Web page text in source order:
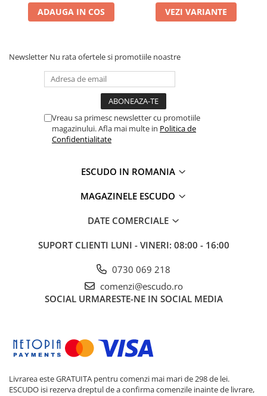
ADAUGA IN COS VEZI VARIANTE
Newsletter Nu rata ofertele si promotiile noastre
Vreau sa primesc newsletter cu promotiile
magazinului. Afla mai multe in Politica de
Confidentialitate
ESCUDO IN ROMANIA
MAGAZINELE ESCUDO
DATE COMERCIALE
SUPORT CLIENTI LUNI - VINERI: 08:00 - 16:00
0730 069 218
comenzi@escudo.ro
SOCIAL URMARESTE-NE IN SOCIAL MEDIA
Livrarea este GRATUITA pentru comenzi mai mari de 298 de lei.
ESCUDO isi rezerva dreptul de a confirma comenzile inainte de livrare,